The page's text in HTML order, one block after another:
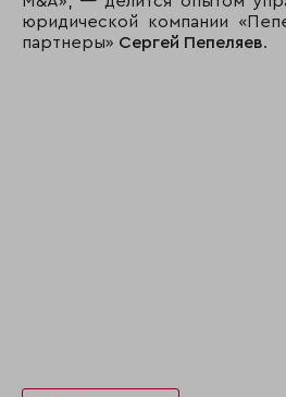
юридической компании
партнеры» Сергей Пепеляев.